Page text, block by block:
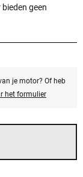
geen
je motor? Of heb
het formulier